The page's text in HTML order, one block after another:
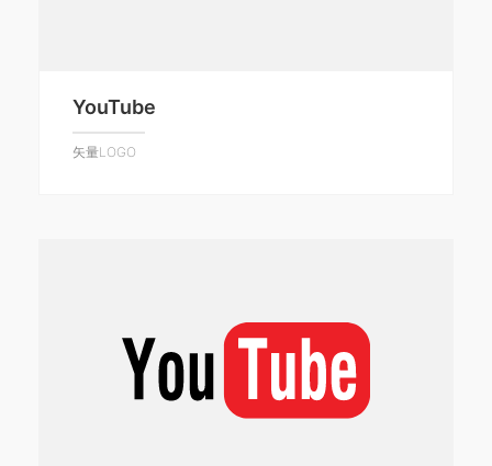
YouTube
矢量LOGO